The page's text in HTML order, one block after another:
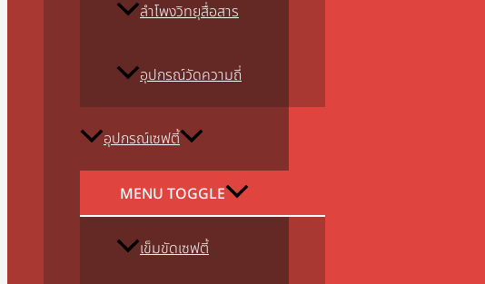
ลำโพงวิทยุสื่อสาร
อุปกรณ์วัดความถี่
อุปกรณ์เซฟตี้
MENU TOGGLE
เข็มขัดเซฟตี้